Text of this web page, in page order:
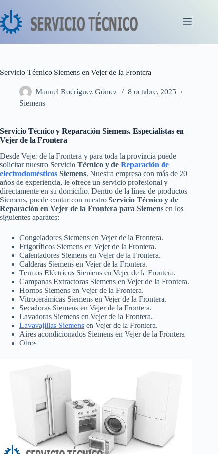
al
contenido
Servicio Técnico Siemens en Vejer de la Frontera
Manuel Rodríguez Gómez
8 octubre, 2025
Siemens
Servicio Técnico y Reparación Siemens. Especialistas en
Vejer de la Frontera
Desde Vejer de la Frontera y para toda la provincia puede
solicitar nuestro Servicio Técnico y de Reparación de
electrodomésticos Siemens. Nuestra empresa con más de 20
años de experiencia, le ofrece un servicio profesional y
directamente en su domicilio. Dentro de la línea de productos
Siemens, puede contar con nuestro Servicio Técnico y de
Reparación en Vejer de la Frontera para Siemens en los
siguientes aparatos:
Congeladores Siemens en Vejer de la Frontera.
Frigoríficos Siemens en Vejer de la Frontera.
Calentadores Siemens en Vejer de la Frontera.
Calderas Siemens en Vejer de la Frontera.
Termos Eléctricos Siemens en Vejer de la Frontera.
Campanas Extractoras Siemens en Vejer de la Frontera.
Hornos Siemens en Vejer de la Frontera.
Vitrocerámicas Siemens en Vejer de la Frontera.
Secadoras Siemens en Vejer de la Frontera.
Lavadoras Siemens en Vejer de la Frontera.
Lavavajillas Siemens en Vejer de la Frontera.
Aires acondicionados Siemens en Vejer de la Frontera
Otros.